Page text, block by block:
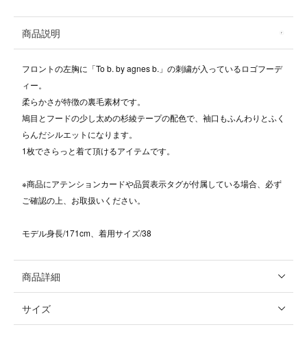
商品説明
フロントの左胸に「To b. by agnes b.」の刺繍が入っているロゴフーデ
ィー。
柔らかさが特徴の裏毛素材です。
鳩目とフードの少し太めの杉綾テープの配色で、袖口もふんわりとふく
らんだシルエットになります。
1枚でさらっと着て頂けるアイテムです。
※商品にアテンションカードや品質表示タグが付属している場合、必ず
ご確認の上、お取扱いください。
モデル身長/171cm、着用サイズ/38
商品詳細
サイズ